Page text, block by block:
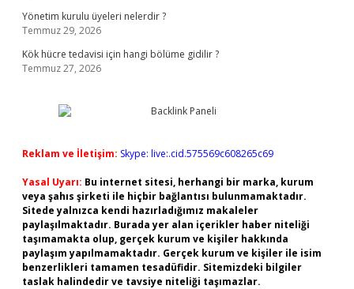
Yönetim kurulu üyeleri nelerdir ?
Temmuz 29, 2026
Kök hücre tedavisi için hangi bölüme gidilir ?
Temmuz 27, 2026
Reklam ve İletişim: Skype: live:.cid.575569c608265c69
Yasal Uyarı: Bu internet sitesi, herhangi bir marka, kurum
veya şahıs şirketi ile hiçbir bağlantısı bulunmamaktadır.
Sitede yalnızca kendi hazırladığımız makaleler
paylaşılmaktadır. Burada yer alan içerikler haber niteliği
taşımamakta olup, gerçek kurum ve kişiler hakkında
paylaşım yapılmamaktadır. Gerçek kurum ve kişiler ile isim
benzerlikleri tamamen tesadüfidir. Sitemizdeki bilgiler
taslak halindedir ve tavsiye niteliği taşımazlar.